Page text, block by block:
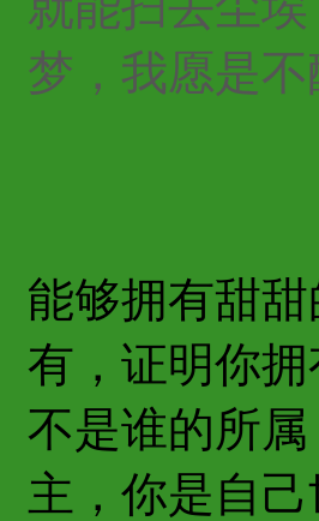
梦，我愿是
能够拥有甜
有，证明你
不是谁的所
主，你是自